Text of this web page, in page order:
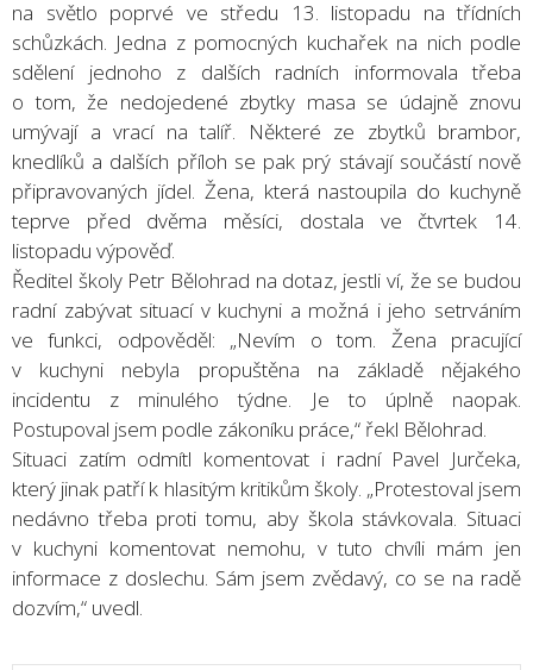
na světlo poprvé ve středu 13. listopadu na třídních
schůzkách. Jedna z pomocných kuchařek na nich podle
sdělení jednoho z dalších radních informovala třeba
o tom, že nedojedené zbytky masa se údajně znovu
umývají a vrací na talíř. Některé ze zbytků brambor,
knedlíků a dalších příloh se pak prý stávají součástí nově
připravovaných jídel. Žena, která nastoupila do kuchyně
teprve před dvěma měsíci, dostala ve čtvrtek 14.
listopadu výpověď.
Ředitel školy Petr Bělohrad na dotaz, jestli ví, že se budou
radní zabývat situací v kuchyni a možná i jeho setrváním
ve funkci, odpověděl: „Nevím o tom. Žena pracující
v kuchyni nebyla propuštěna na základě nějakého
incidentu z minulého týdne. Je to úplně naopak.
Postupoval jsem podle zákoníku práce,“ řekl Bělohrad.
Situaci zatím odmítl komentovat i radní Pavel Jurčeka,
který jinak patří k hlasitým kritikům školy. „Protestoval jsem
nedávno třeba proti tomu, aby škola stávkovala. Situaci
v kuchyni komentovat nemohu, v tuto chvíli mám jen
informace z doslechu. Sám jsem zvědavý, co se na radě
dozvím,“ uvedl.